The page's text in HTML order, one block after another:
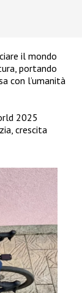
il mondo
portando
con l’umanità
2025
crescita